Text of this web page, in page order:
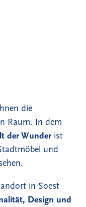
die
Raum. In dem
der Wunderist
und
in Soest
Design und